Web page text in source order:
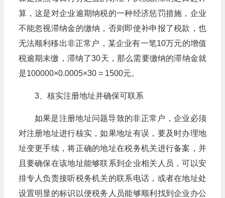
算，这是对企业逾期纳税的一种经济惩罚措施，企业
不能忽视滞纳金的缴纳，否则即使补申报了税款，也
无法顺利移出非正常户，某企业有一笔10万元的增值
税逾期未缴，滞纳了30天，那么需要缴纳的滞纳金就
是100000×0.0005×30 = 1500元。
3、核实注册地址并确保可联系
如果是注册地址问题导致的非正常户，企业必须
对注册地址进行核实，如果地址有误，要及时办理地
址变更手续，将正确的地址在税务机关进行备案，并
且要确保在该地址能够联系到企业相关人员，可以安
排专人负责接听税务机关的联系电话，或者在地址处
设置明显的标识以便税务人员能够顺利找到企业办公